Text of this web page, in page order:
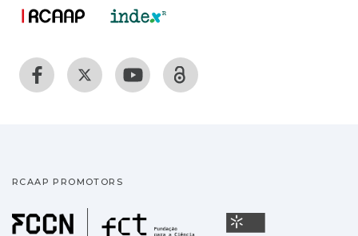
RCAAP PROMOTORS
Fundação para a